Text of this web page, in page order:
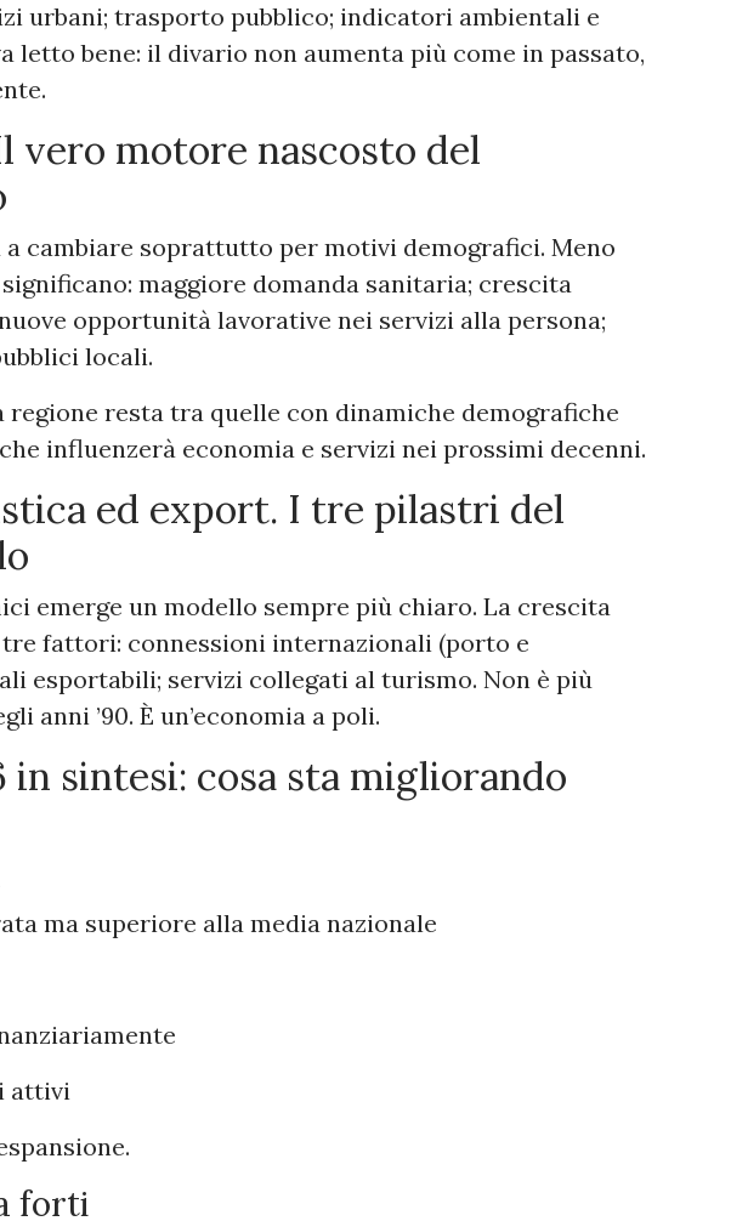
urbani; trasporto pubblico; indicatori ambientali e
letto bene: il divario non aumenta più come in passato,
vero motore nascosto del
cambiare soprattutto per motivi demografici. Meno
maggiore domanda sanitaria; crescita
opportunità lavorative nei servizi alla persona;
locali.
regione resta tra quelle con dinamiche demografiche
influenzerà economia e servizi nei prossimi decenni.
ed export. I tre pilastri del
emerge un modello sempre più chiaro. La crescita
fattori: connessioni internazionali (porto e
esportabili; servizi collegati al turismo. Non è più
anni ’90. È un’economia a poli.
in sintesi: cosa sta migliorando
ma superiore alla media nazionale
attivi
forti